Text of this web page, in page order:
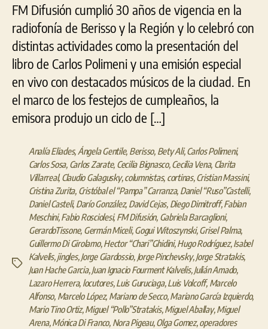
años
el
especial
“Voces
y
Sonidos
de
FM Difusión cumplió 30 años de vigencia en la
radiofonía de Berisso y la Región y lo celebró con
distintas actividades como la presentación del
libro de Carlos Polimeni y una emisión especial
en vivo con destacados músicos de la ciudad. En
el marco de los festejos de cumpleaños, la
emisora produjo un ciclo de […]
Etiquetas
Analía Eliades, Ángela Gentile, Berisso, Bety Ali, Carlos Polimeni,
Carlos Sosa, Carlos Zarate, Cecilia Bignasco, Cecilia Vena, Clarita
Villarreal,Claudio Galagusky, columnistas, cortinas, Cristian Massini,
Cristina Zurita, Cristóbal el “Pampa” Carranza, Daniel “Ruso”Castelli,
Daniel Casteli, Darío González, David Cejas, Diego Dimitroff,Fabian
Meschini, Fabio Rosciolesi, FM Difusión, Gabriela Barcaglioni,
GerardoTissone, Germán Miceli, Gogui Witoszynski, Grisel Palma,
Guillermo Di Girolamo, Hector “Chari”Ghidini, Hugo Rodríguez, Isabel
Kalvelis, jingles, Jorge Giardossio, Jorge Pinchevsky, Jorge Stratakis,
Juan Hache Garcia, Juan Ignacio Fourment Kalvelis, Julián Amado,
Lazaro Herrera, locutores, Luis Guruciaga, Luis Volcoff, Marcelo
Alfonso, Marcelo López, Mariano de Secco, Mariano García Izquierdo,
Mario Tino Ortiz, Miguel “Pollo”Stratakis, Miguel Aballay, Miguel
Arena, Mónica Di Franco, Nora Pigeau, Olga Gomez, operadores